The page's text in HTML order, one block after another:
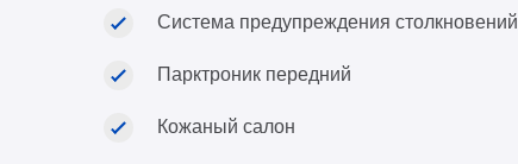
Система предупреждения столкновений
Парктроник передний
Кожаный салон